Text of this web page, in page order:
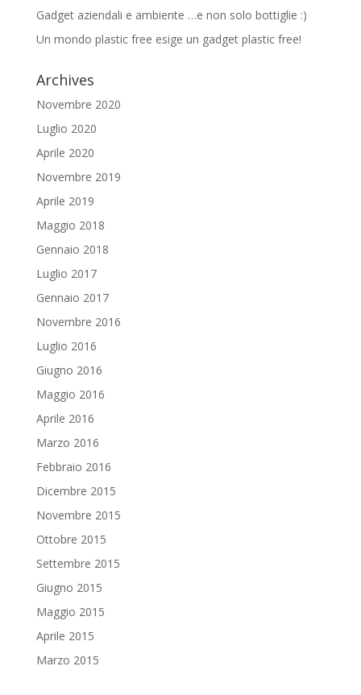
Gadget aziendali e ambiente …e non solo bottiglie :)
Un mondo plastic free esige un gadget plastic free!
Archives
Novembre 2020
Luglio 2020
Aprile 2020
Novembre 2019
Aprile 2019
Maggio 2018
Gennaio 2018
Luglio 2017
Gennaio 2017
Novembre 2016
Luglio 2016
Giugno 2016
Maggio 2016
Aprile 2016
Marzo 2016
Febbraio 2016
Dicembre 2015
Novembre 2015
Ottobre 2015
Settembre 2015
Giugno 2015
Maggio 2015
Aprile 2015
Marzo 2015